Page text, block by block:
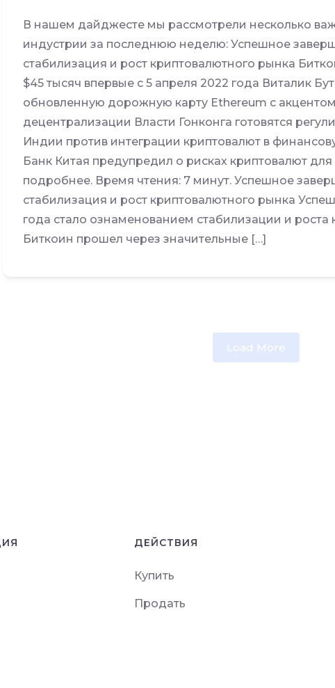
В нашем дайджесте мы рассмотрели несколько
индустрии за последнюю неделю: Успешное
стабилизация и рост криптовалютного рынка
$45 тысяч впервые с 5 апреля 2022 года Виталик
обновленную дорожную карту Ethereum с
децентрализации Власти Гонконга готовятся
Индии против интеграции криптовалют в
Банк Китая предупредил о рисках криптовалют
подробнее. Время чтения: 7 минут. Успешное
стабилизация и рост криптовалютного рынка
года стало ознаменованием стабилизации и роста
Биткоин прошел через значительные […]
Load More
ДЕЙСТВИЯ
Купить
Продать